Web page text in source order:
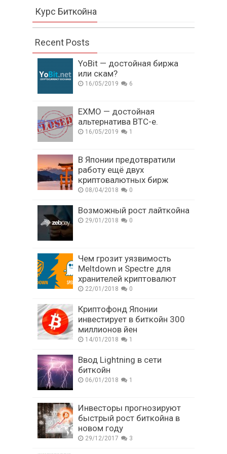
Курс Биткойна
Recent Posts
YoBit — достойная биржа
или скам?
16/05/2019 6
EXMO — достойная
альтернатива BTC-e.
16/05/2019 1
В Японии предотвратили
работу ещё двух
криптовалютных бирж
08/04/2018 0
Возможный рост лайткойна
29/01/2018 0
Чем грозит уязвимость
Meltdown и Spectre для
хранителей криптовалют
22/01/2018 0
Криптофонд Японии
инвестирует в биткойн 300
миллионов йен
14/01/2018 1
Ввод Lightning в сети
биткойн
06/01/2018 1
Инвесторы прогнозируют
быстрый рост биткойна в
новом году
29/12/2017 3